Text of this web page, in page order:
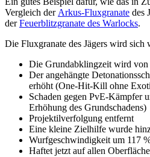
Vergleich der Arkus-Fluxgranate des
derFeuerblitzgranate des Warlocks.
Die Fluxgranate des Jägers wird sich
Die Grundabklingzeit wird von
Der angehängte
erhöht (One-Hit-Kill ohne
Schaden gegen PvE-Kämpfer
Erhöhung des Grundschadens)
Projektilverfolgung entfernt
Eine kleine Zielhilfe wurde
Wurfgeschwindigkeit um 117
Haftet jetzt auf allen